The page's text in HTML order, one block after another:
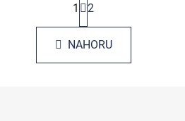
O
v
l
á
t
r
n
k
1 2
NAHORU